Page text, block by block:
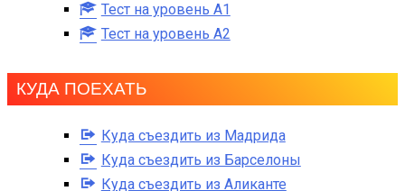
Тест на уровень A1
Тест на уровень A2
КУДА ПОЕХАТЬ
Куда съездить из Мадрида
Куда съездить из Барселоны
Куда съездить из Аликанте